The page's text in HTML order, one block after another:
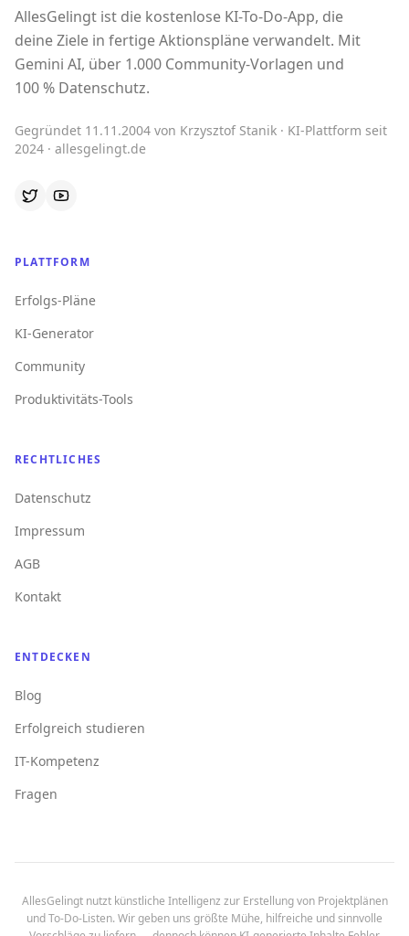
AllesGelingt ist die kostenlose KI-To-Do-App, die
deine Ziele in fertige Aktionspläne verwandelt. Mit
Gemini AI, über 1.000 Community-Vorlagen und
100 % Datenschutz.
Gegründet 11.11.2004 von Krzysztof Stanik · KI-Plattform seit
2024 · allesgelingt.de
PLATTFORM
Erfolgs-Pläne
KI-Generator
Community
Produktivitäts-Tools
RECHTLICHES
Datenschutz
Impressum
AGB
Kontakt
ENTDECKEN
Blog
Erfolgreich studieren
IT-Kompetenz
Fragen
AllesGelingt nutzt künstliche Intelligenz zur Erstellung von Projektplänen
und To-Do-Listen. Wir geben uns größte Mühe, hilfreiche und sinnvolle